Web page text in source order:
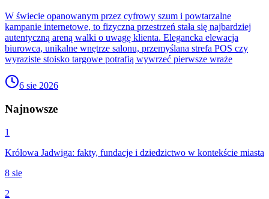
W świecie opanowanym przez cyfrowy szum i powtarzalne
kampanie internetowe, to fizyczna przestrzeń stała się najbardziej
autentyczną areną walki o uwagę klienta. Elegancka elewacja
biurowca, unikalne wnętrze salonu, przemyślana strefa POS czy
wyraziste stoisko targowe potrafią wywrzeć pierwsze wraże
6 sie 2026
Najnowsze
1
Królowa Jadwiga: fakty, fundacje i dziedzictwo w kontekście miasta
8 sie
2